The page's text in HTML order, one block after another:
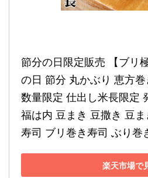
節分の日限定販売 【ブリ
の日 節分 丸かぶり 恵方
数量限定 仕出し米長限定
福は内 豆まき 豆撒き 豆
寿司 ブリ巻き寿司 ぶり巻
楽天市場で